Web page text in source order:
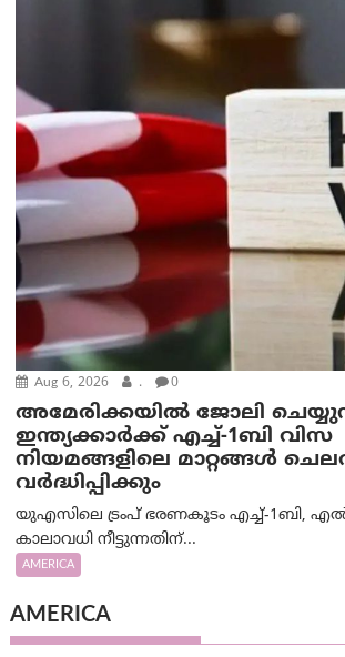
Aug 6, 2026 . 0
അമേരിക്കയില്‍ ജോലി
ഇന്ത്യക്കാർക്ക് എച്ച്-1ബി വിസ
നിയമങ്ങളിലെ മാറ്റങ്ങൾ
വർദ്ധിപ്പിക്കും
യുഎസിലെ ട്രംപ് ഭരണകൂടം എച്ച്-1ബി,
കാലാവധി നീട്ടുന്നതിന്...
AMERICA
AMERICA